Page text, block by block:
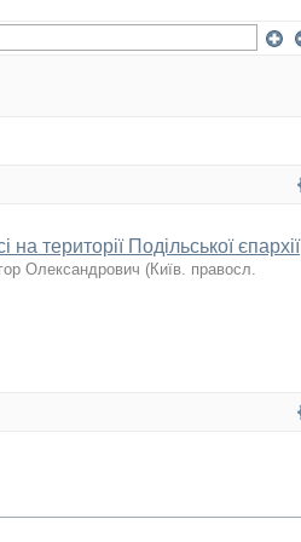
території Подільської єпархії
Олександрович (Київ. правосл.